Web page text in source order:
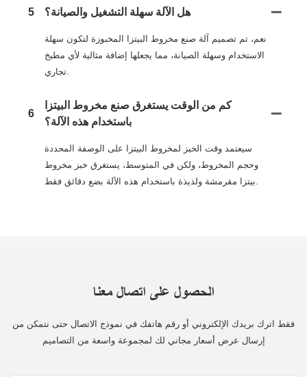
5 هل الآلة سهلة التشغيل والصيانة؟
نعم، تم تصميم آلة صنع مخروط البيتزا المخبوزة لتكون سهلة
الاستخدام وسهلة الصيانة، مما يجعلها إضافة مثالية لأي مطبخ
تجاري.
6
كم من الوقت يستغرق صنع مخروط البيتزا
باستخدام هذه الآلة؟
سيعتمد وقت الخبز لمخروط البيتزا على الوصفة المحددة
وحجم المخروط، ولكن في المتوسط، يستغرق خبز مخروط
بيتزا مقرمشة ولذيذة باستخدام هذه الآلة بضع دقائق فقط.
الحصول على اتصال معنا
فقط اترك بريدك الإلكتروني أو رقم هاتفك في نموذج الاتصال حتى نتمكن من
إرسال عرض أسعار مجاني لك لمجموعة واسعة من التصاميم